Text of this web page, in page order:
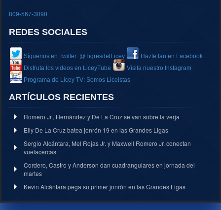
809-567-3090
REDES SOCIALES
Síguenos en Twitter: @TigresdelLicey
Hazte fan en Facebook
Disfruta los videos en LiceyTube
Visita nuestro Instagram
Programa de Licey TV: Somos Liceistas
ARTÍCULOS RECIENTES
Romero Jr., Hernández y De La Cruz se van sobre la verja
Elly De La Cruz batea jonrón 19 en las Grandes Ligas
Sergio Alcántara, Mel Rojas Jr. y Maxwell Romero Jr. conectan
vuelacercas
Cordero, Castro y Anderson dan cuadrangulares en jornada del
martes
Kevin Alcántara pega su primer jonrón en las Grandes Ligas